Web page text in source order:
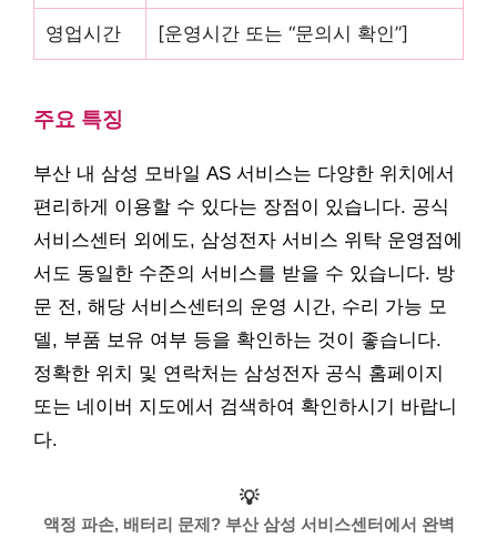
영업시간 [운영시간 또는 “문의시 확인”]
주요 특징
부산 내 삼성 모바일 AS 서비스는 다양한 위치에서
편리하게 이용할 수 있다는 장점이 있습니다. 공식
서비스센터 외에도, 삼성전자 서비스 위탁 운영점에
서도 동일한 수준의 서비스를 받을 수 있습니다. 방
문 전, 해당 서비스센터의 운영 시간, 수리 가능 모
델, 부품 보유 여부 등을 확인하는 것이 좋습니다.
정확한 위치 및 연락처는 삼성전자 공식 홈페이지
또는 네이버 지도에서 검색하여 확인하시기 바랍니
다.
💡
액정 파손, 배터리 문제? 부산 삼성 서비스센터에서 완벽